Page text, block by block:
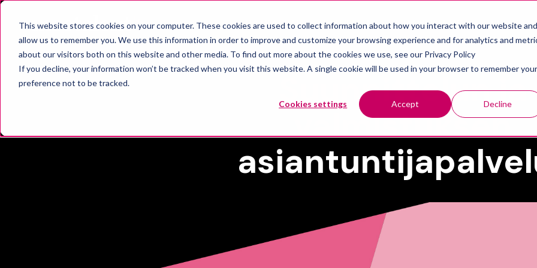
This website stores cookies on your computer. These cookies are used to collect information about how you interact with our website and
allow us to remember you. We use this information in order to improve and customize your browsing experience and for analytics and
about our visitors both on this website and other media. To find out more about the cookies we use, see our Privacy Policy
If you decline, your information won’t be tracked when you visit this website. A single cookie will be used in your browser to remember your
preference not to be tracked.
Cookies settings Accept Decline
RATKAISUT
Show submenu for Ratkaisut
PALVELUT
Show submenu for Palvelut
AJANKOHTAISTA YRITYS
Suunnittelun ja
valmistuksen